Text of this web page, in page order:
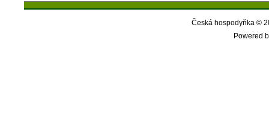
Česká hospodyňka ©
Powered